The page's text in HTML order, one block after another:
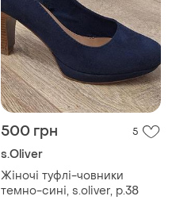
500 грн 5
s.Oliver
Жіночі туфлі-човники
темно-сині, s.oliver, р.38